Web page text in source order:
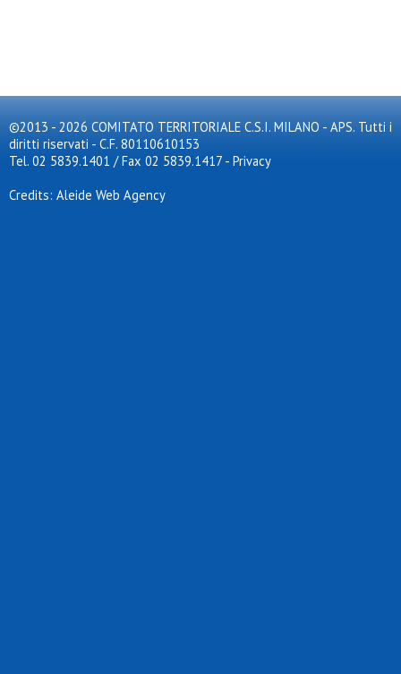
©2013 - 2026 COMITATO TERRITORIALE C.S.I. MILANO - APS. Tutti i
diritti riservati - C.F. 80110610153
Tel. 02 5839.1401 / Fax 02 5839.1417 - Privacy
Credits: Aleide Web Agency